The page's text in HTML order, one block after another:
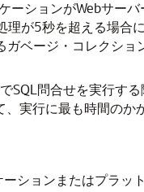
ションがWebサー
が5秒を超える場合
ベージ・コレクシ
SQL問合せを実行す
実行に最も時間のか
ションまたはプラッ